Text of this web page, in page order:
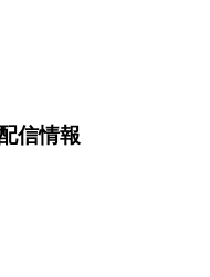
信情報